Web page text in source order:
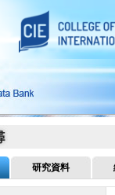
研究資料